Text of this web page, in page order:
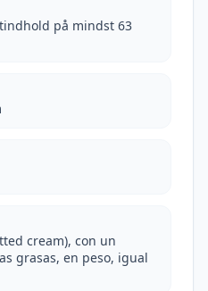
på mindst 63
cream), con un
grasas, en peso, igual